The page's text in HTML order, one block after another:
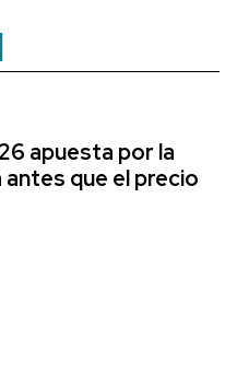
apuesta por la
que el precio